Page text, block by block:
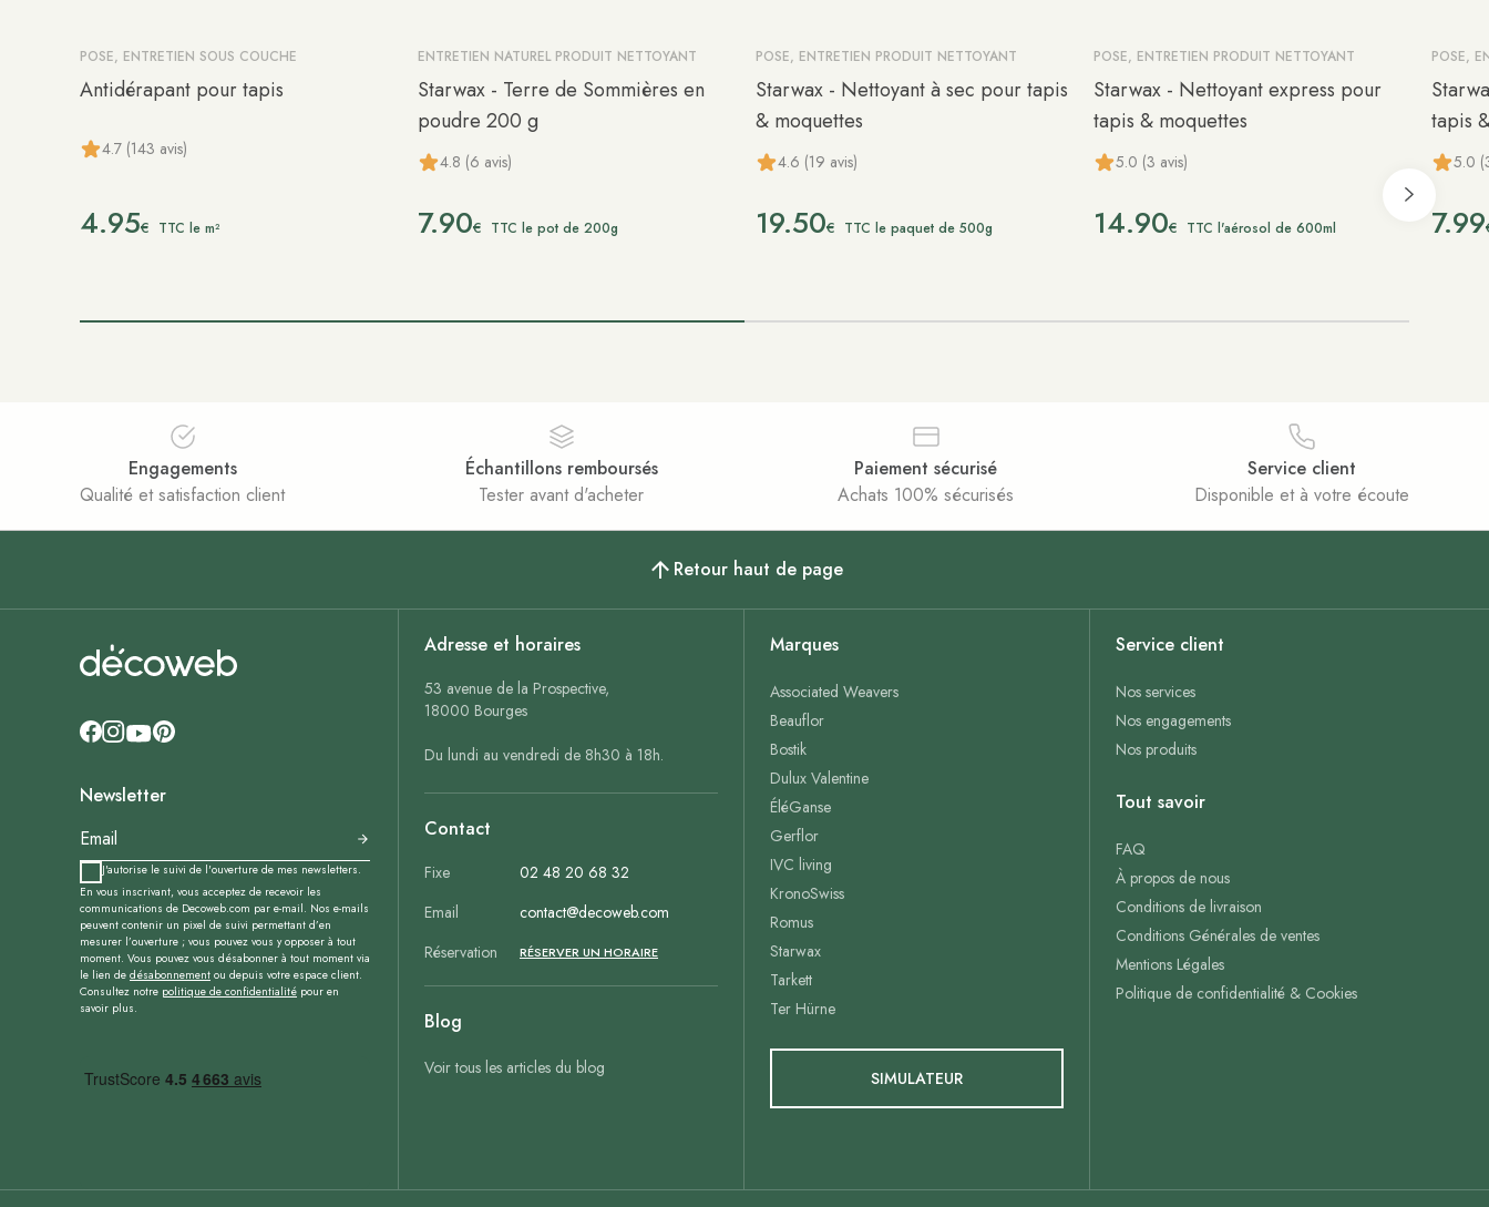
POSE, ENTRETIEN SOUS COUCHE
Antidérapant pour tapis
4.7 (143 avis)
4.95€ TTC le m²
ENTRETIEN NATUREL PRODUIT NETTOYANT
Starwax - Terre de Sommières en
poudre 200 g
4.8 (6 avis)
7.90€ TTC le pot de 200g
POSE, ENTRETIEN PRODUIT NETTOYANT
Starwax - Nettoyant à sec pour tapis
& moquettes
4.6 (19 avis)
19.50€ TTC le paquet de 500g
POSE, ENTRETIEN PRODUIT NETTOYANT
Starwax - Nettoyant express pour
tapis & moquettes
5.0 (3 avis)
14.90€ TTC l'aérosol de 600ml
POSE,
tapis
5.0
7.99
Engagements
Qualité et satisfaction client
Échantillons remboursés
Tester avant d'acheter
Paiement sécurisé
Achats 100% sécurisés
Service client
Disponible et à votre écoute
Retour haut de page
Newsletter
J'autorise le suivi de l'ouverture de mes newsletters.
En vous inscrivant, vous acceptez de recevoir les
communications de Decoweb.com par e-mail. Nos e-mails
peuvent contenir un pixel de suivi permettant d’en
mesurer l’ouverture ; vous pouvez vous y opposer à tout
moment. Vous pouvez vous désabonner à tout moment via
le lien de désabonnement ou depuis votre espace client.
Consultez notre politique de confidentialité pour en
savoir plus.
Adresse et horaires
53 avenue de la Prospective,
18000 Bourges
Du lundi au vendredi de 8h30 à 18h.
Contact
Fixe
02 48 20 68 32
Email
contact@decoweb.com
Réservation
RÉSERVER UN HORAIRE
Blog
Voir tous les articles du blog
Marques
Associated Weavers
Beauflor
Bostik
Dulux Valentine
ÉléGanse
Gerflor
IVC living
KronoSwiss
Romus
Starwax
Tarkett
Ter Hürne
SIMULATEUR
Service client
Nos services
Nos engagements
Nos produits
Tout savoir
FAQ
À propos de nous
Conditions de livraison
Conditions Générales de ventes
Mentions Légales
Politique de confidentialité & Cookies